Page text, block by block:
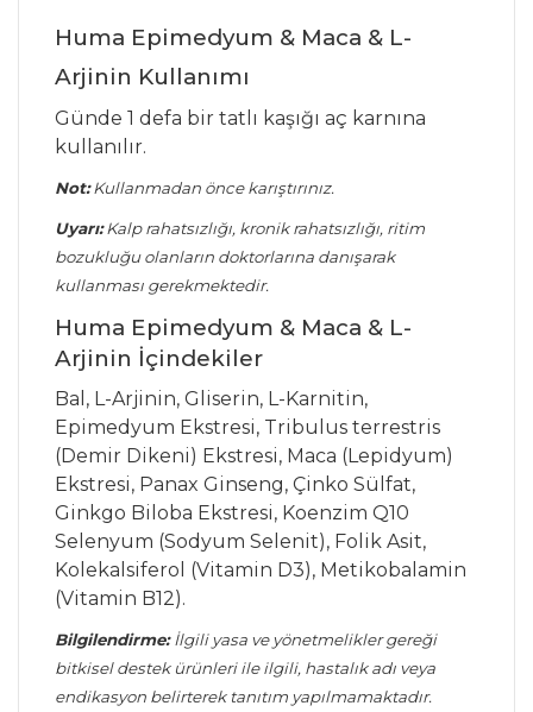
Huma Epimedyum & Maca & L-
Arjinin Kullanımı
Günde 1 defa bir tatlı kaşığı aç karnına
kullanılır.
Not:Kullanmadan önce karıştırınız.
Uyarı:Kalp rahatsızlığı, kronik rahatsızlığı, ritim
bozukluğu olanların doktorlarına danışarak
kullanması gerekmektedir.
Huma Epimedyum & Maca & L-
Arjinin İçindekiler
Bal, L-Arjinin, Gliserin, L-Karnitin,
Epimedyum Ekstresi, Tribulus terrestris
(Demir Dikeni) Ekstresi, Maca (Lepidyum)
Ekstresi, Panax Ginseng, Çinko Sülfat,
Ginkgo Biloba Ekstresi, Koenzim Q10
Selenyum (Sodyum Selenit), Folik Asit,
Kolekalsiferol (Vitamin D3), Metikobalamin
(Vitamin B12).
Bilgilendirme: İlgili yasa ve yönetmelikler gereği
bitkisel destek ürünleri ile ilgili, hastalık adı veya
endikasyon belirterek tanıtım yapılmamaktadır.